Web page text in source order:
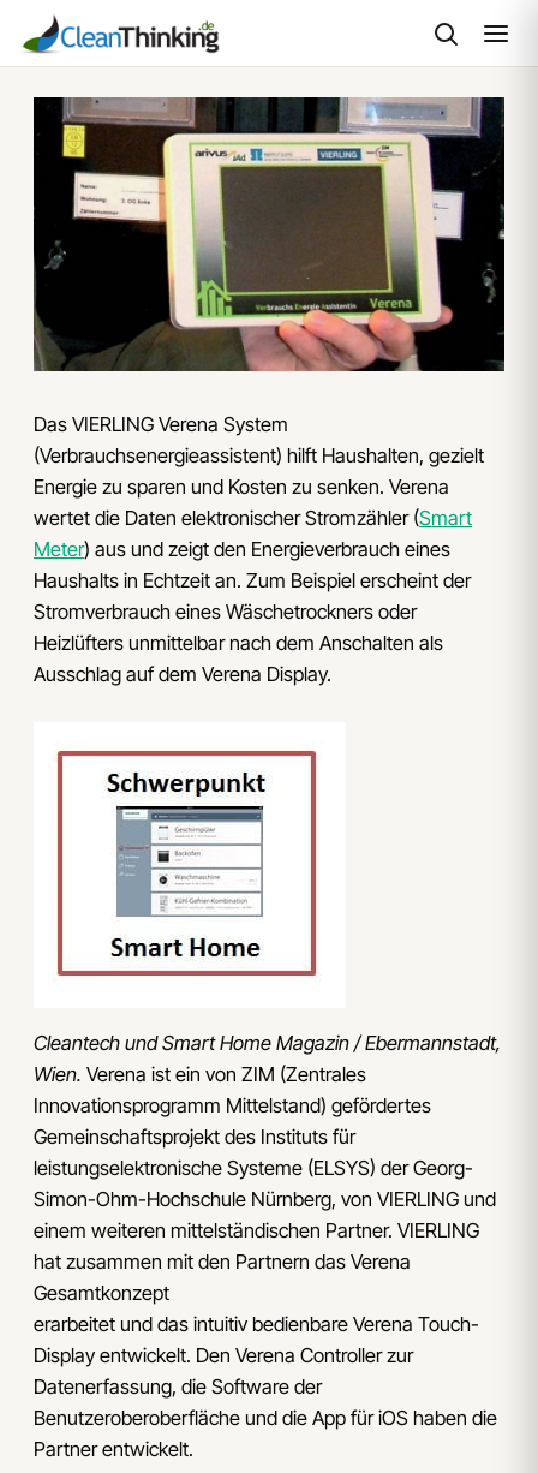
springen
Das VIERLING Verena System
(Verbrauchsenergieassistent) hilft Haushalten, gezielt
Energie zu sparen und Kosten zu senken. Verena
wertet die Daten elektronischer Stromzähler (Smart
Meter) aus und zeigt den Energieverbrauch eines
Haushalts in Echtzeit an. Zum Beispiel erscheint der
Stromverbrauch eines Wäschetrockners oder
Heizlüfters unmittelbar nach dem Anschalten als
Ausschlag auf dem Verena Display.
Cleantech und Smart Home Magazin / Ebermannstadt,
Wien. Verena ist ein von ZIM (Zentrales
Innovationsprogramm Mittelstand) gefördertes
Gemeinschaftsprojekt des Instituts für
leistungselektronische Systeme (ELSYS) der Georg-
Simon-Ohm-Hochschule Nürnberg, von VIERLING und
einem weiteren mittelständischen Partner. VIERLING
hat zusammen mit den Partnern das Verena
Gesamtkonzept
erarbeitet und das intuitiv bedienbare Verena Touch-
Display entwickelt. Den Verena Controller zur
Datenerfassung, die Software der
Benutzeroberoberfläche und die App für iOS haben die
Partner entwickelt.